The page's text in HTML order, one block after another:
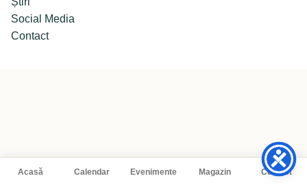
Acasă Calendar Evenimente Magazin Contact
Social Media
Contact